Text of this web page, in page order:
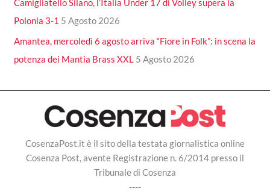
Camigliatello Silano, l’Italia Under 17 di Volley supera la
Polonia 3-1 5 Agosto 2026
Amantea, mercoledì 6 agosto arriva “Fiore in Folk”: in scena la
potenza dei Mantia Brass XXL 5 Agosto 2026
CosenzaPost.it è il sito della testata giornalistica online
Cosenza Post, avente Registrazione n. 6/2014 presso il
Tribunale di Cosenza
----